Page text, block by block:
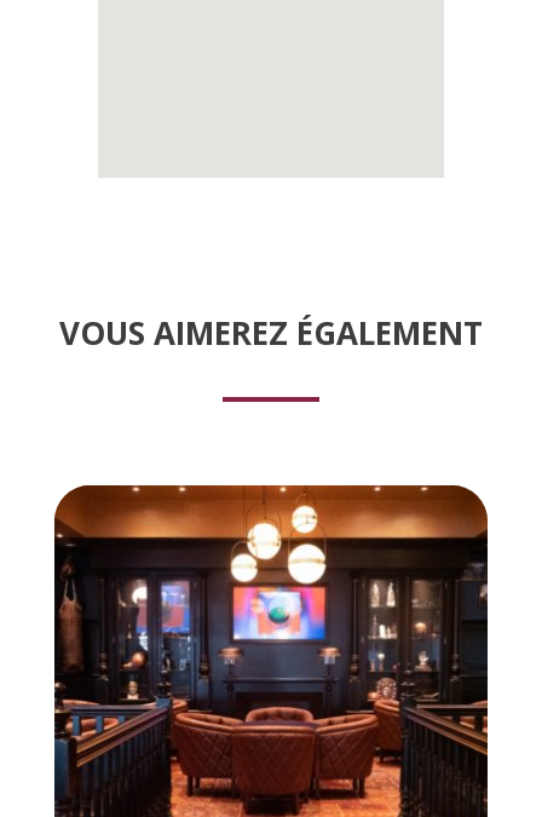
VOUS AIMEREZ ÉGALEMENT